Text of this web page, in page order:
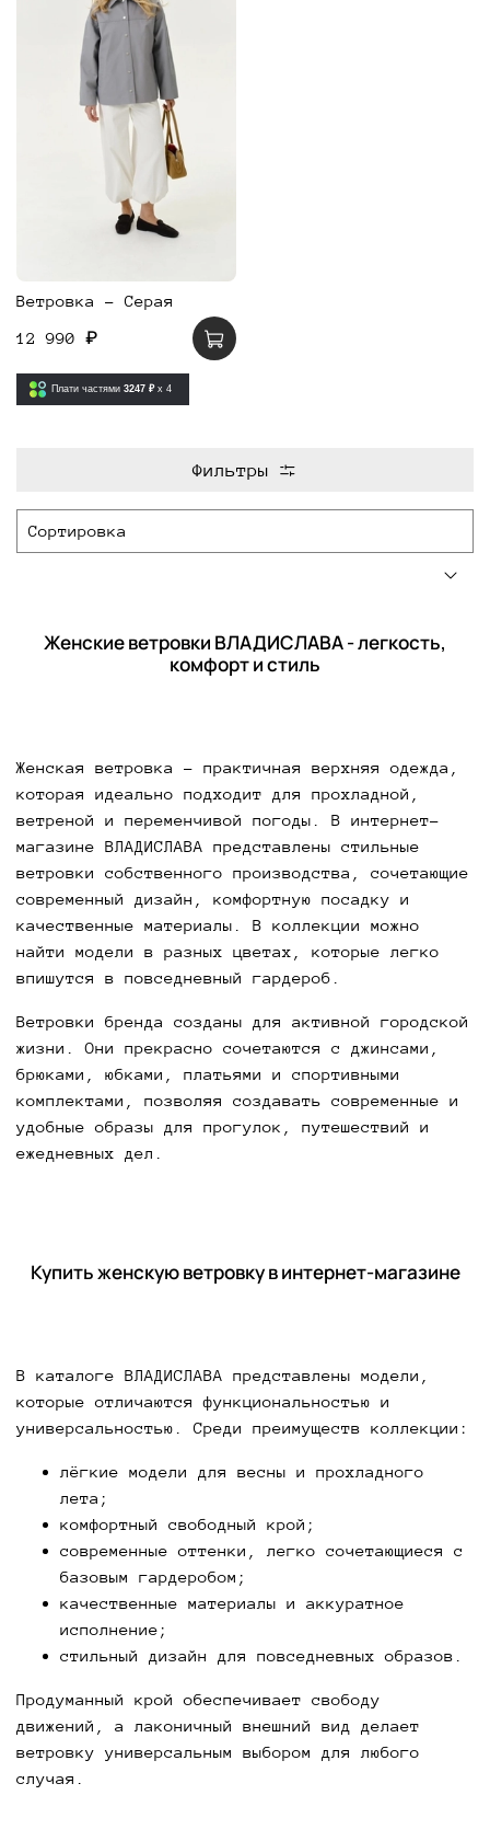
Ветровка - Серая
12 990 ₽
Плати частями 3247 ₽ x 4
Фильтры
Женские ветровки ВЛАДИСЛАВА - легкость,
комфорт и стиль
Женская ветровка - практичная верхняя одежда,
которая идеально подходит для прохладной,
ветреной и переменчивой погоды. В интернет-
магазине ВЛАДИСЛАВА представлены стильные
ветровки собственного производства, сочетающие
современный дизайн, комфортную посадку и
качественные материалы. В коллекции можно
найти модели в разных цветах, которые легко
впишутся в повседневный гардероб.
Ветровки бренда созданы для активной городской
жизни. Они прекрасно сочетаются с джинсами,
брюками, юбками, платьями и спортивными
комплектами, позволяя создавать современные и
удобные образы для прогулок, путешествий и
ежедневных дел.
Купить женскую ветровку в интернет-магазине
В каталоге ВЛАДИСЛАВА представлены модели,
которые отличаются функциональностью и
универсальностью. Среди преимуществ коллекции:
лёгкие модели для весны и прохладного
лета;
комфортный свободный крой;
современные оттенки, легко сочетающиеся с
базовым гардеробом;
качественные материалы и аккуратное
исполнение;
стильный дизайн для повседневных образов.
Продуманный крой обеспечивает свободу
движений, а лаконичный внешний вид делает
ветровку универсальным выбором для любого
случая.